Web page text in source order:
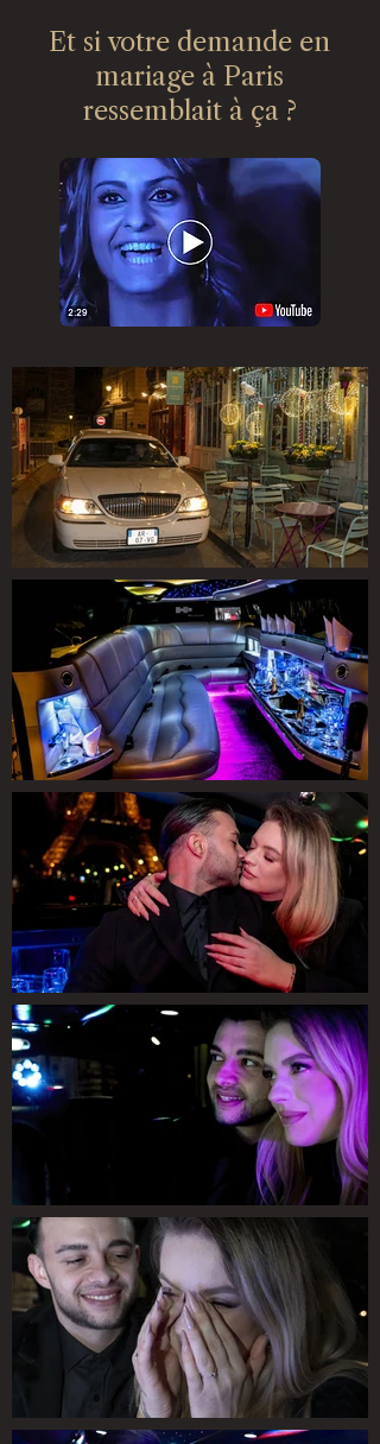
Et si votre demande en
mariage à Paris
ressemblait à ça ?